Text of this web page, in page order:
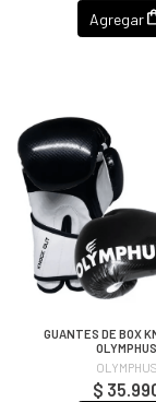
Agregar
GUANTES DE BOX
OLYMPHUS
OLYMPHUS
$